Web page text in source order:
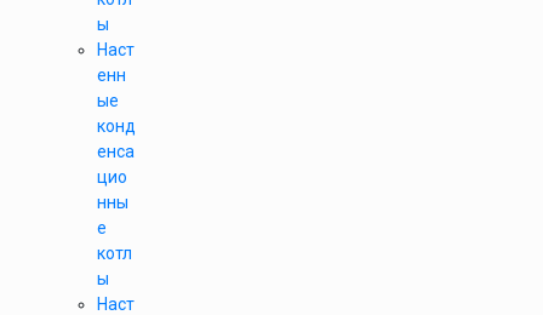
ы
Наст
енн
ые
конд
енса
цио
нны
е
котл
ы
Наст